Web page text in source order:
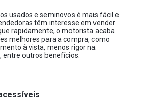
usados e seminovos é mais fácil e
têm interesse em vender
rapidamente, o motorista acaba
melhores para a compra, como
à vista, menos rigor na
entre outros benefícios.